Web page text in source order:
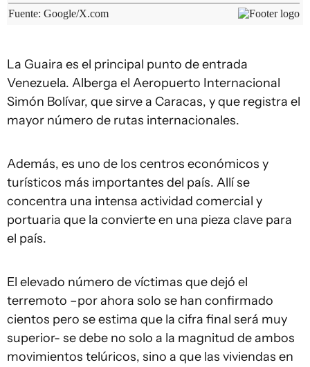
La Guaira es el principal punto de entrada
Venezuela. Alberga el Aeropuerto Internacional
Simón Bolívar, que sirve a Caracas, y que registra el
mayor número de rutas internacionales.
Además, es uno de los centros económicos y
turísticos más importantes del país. Allí se
concentra una intensa actividad comercial y
portuaria que la convierte en una pieza clave para
el país.
El elevado número de víctimas que dejó el
terremoto –por ahora solo se han confirmado
cientos pero se estima que la cifra final será muy
superior- se debe no solo a la magnitud de ambos
movimientos telúricos, sino a que las viviendas en